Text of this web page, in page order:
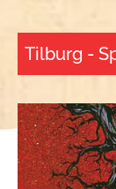
Tilburg -